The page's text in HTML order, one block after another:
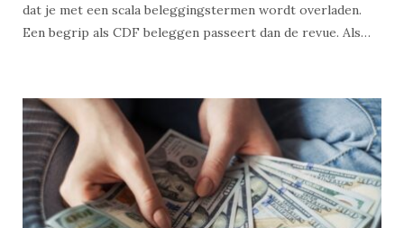
dat je met een scala beleggingstermen wordt overladen.
Een begrip als CDF beleggen passeert dan de revue. Als…